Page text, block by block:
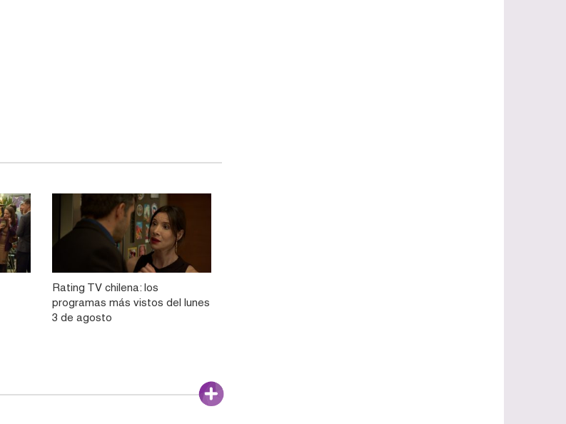
Rating TV chilena: los
programas más vistos del lunes
3 de agosto